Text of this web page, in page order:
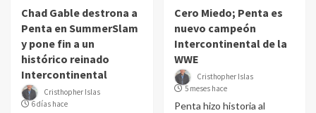
Chad Gable destrona a
Penta en SummerSlam
y pone fin a un
histórico reinado
Intercontinental
Cristhopher Islas
6 días hace
Cero Miedo; Penta es
nuevo campeón
Intercontinental de la
WWE
Cristhopher Islas
5 meses hace
Penta hizo historia al